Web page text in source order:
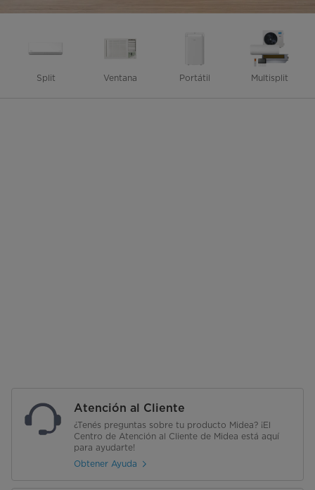
Split Ventana Portátil Multisplit
Atención al Cliente
¿Tenés preguntas sobre tu producto Midea? ¡El
Centro de Atención al Cliente de Midea está aquí
para ayudarte!
Obtener Ayuda